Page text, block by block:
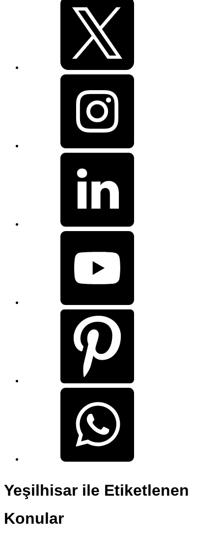
Yeşilhisar ile Etiketlenen
Konular